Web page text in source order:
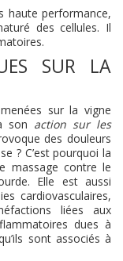
haute performance,
des cellules. Il
SUR LA
sur la vigne
son action sur les
des douleurs
? C’est pourquoi la
massage contre le
Elle est aussi
cardiovasculaires,
liées aux
dues à
sont associés à